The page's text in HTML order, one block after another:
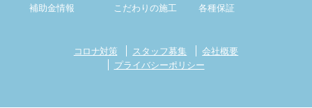
補助金情報 こだわりの施工 各種保証
コロナ対策 スタッフ募集
会社概要
プライバシーポリシー